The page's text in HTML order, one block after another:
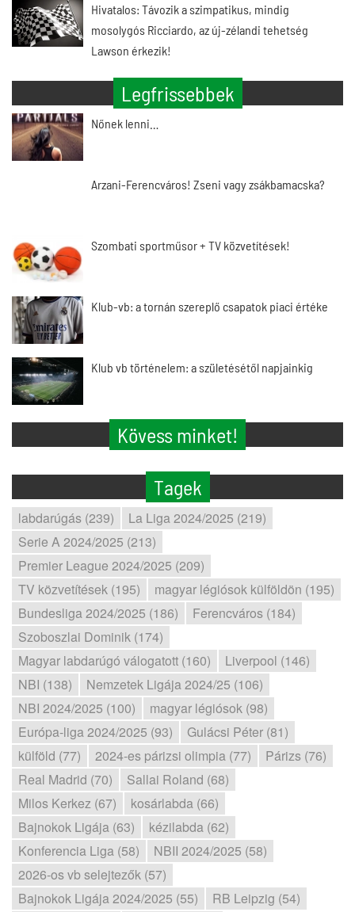
Hivatalos: Távozik a szimpatikus, mindig
mosolygós Ricciardo, az új-zélandi tehetség
Lawson érkezik!
Legfrissebbek
Nőnek lenni…
Arzani-Ferencváros! Zseni vagy zsákbamacska?
Szombati sportműsor + TV közvetítések!
Klub-vb: a tornán szereplő csapatok piaci értéke
Klub vb történelem: a születésétől napjainkig
Kövess minket!
Tagek
labdarúgás (239)
La Liga 2024/2025 (219)
Serie A 2024/2025 (213)
Premier League 2024/2025 (209)
TV közvetítések (195)
magyar légiósok külföldön (195)
Bundesliga 2024/2025 (186)
Ferencváros (184)
Szoboszlai Dominik (174)
Magyar labdarúgó válogatott (160)
Liverpool (146)
NBI (138)
Nemzetek Ligája 2024/25 (106)
NBI 2024/2025 (100)
magyar légiósok (98)
Európa-liga 2024/2025 (93)
Gulácsi Péter (81)
külföld (77)
2024-es párizsi olimpia (77)
Párizs (76)
Real Madrid (70)
Sallai Roland (68)
Milos Kerkez (67)
kosárlabda (66)
Bajnokok Ligája (63)
kézilabda (62)
Konferencia Liga (58)
NBII 2024/2025 (58)
2026-os vb selejtezők (57)
Bajnokok Ligája 2024/2025 (55)
RB Leipzig (54)